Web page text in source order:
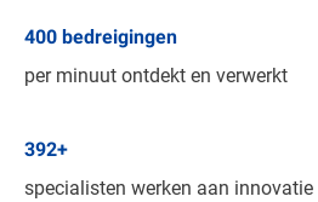
400 bedreigingen
per minuut ontdekt en verwerkt
392+
specialisten werken aan